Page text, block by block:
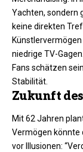
Yachten, sondern
keine direkten
niedrige TV-Gagen.​
Fans schätzen
Stabilität.​
Zukunft
Mit 62 Jahren
Vermögen könnte
vor Illusionen: